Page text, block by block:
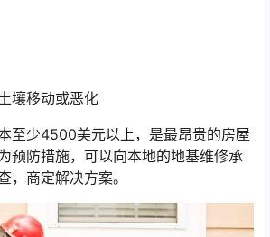
壤移动或恶化
至少4500美元以上，是最昂贵的房屋
预防措施，可以向本地的地基维修承
，商定解决方案。